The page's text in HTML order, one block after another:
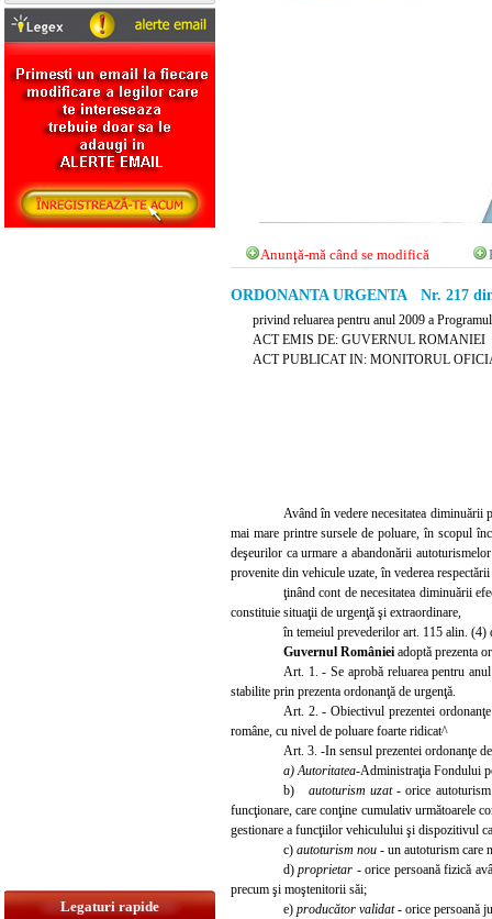
Legaturi rapide
Anunţă-mă când se modifică
ORDONANTA URGENTA Nr. 217
privind reluarea pentru anul 2009 a
ACT EMIS DE: GUVERNUL ROMANIEI
ACT PUBLICAT IN: MONITORUL
Având în vedere necesitatea diminuării
mai mare printre sursele de poluare, în scopul
deşeurilor ca urmare a abandonării
provenite din vehicule uzate, în vederea
ţinând cont de necesitatea diminuării
constituie situaţii de urgenţă şi extraordinare,
în temeiul prevederilor art. 115 alin. (4)
Guvernul României adoptă prezenta
Art. 1. - Se aprobă reluarea pentru
stabilite prin prezenta ordonanţă de urgenţă.
Art. 2. - Obiectivul prezentei
române, cu nivel de poluare foarte ridicat^
Art. 3. -In sensul prezentei ordonanţe
a) Autoritatea-Administraţia Fondului
b) autoturism uzat- orice
funcţionare, care conţine cumulativ următoarele
gestionare a funcţiilor vehiculului şi dispozitivul
c) autoturism nou - un autoturism care
d)proprietar - orice persoană fizică
precum şi moştenitorii săi;
e) producător validat- orice persoană